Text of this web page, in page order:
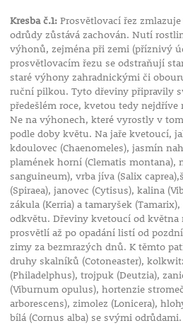
Kresba č.1:Prosvětlovací řez
odrůdy zůstává zachován. Nutí
výhonů, zejména při zemi (příznivý
prosvětlovacím řezu se odstraňují
staré výhony zahradnickými či
ruční pilkou. Tyto dřeviny připravily
předešlém roce, kvetou tedy nejdříve
Ne na výhonech, které vyrostly v
podle doby květu. Na jaře kvetoucí,
kdoulovec (Chaenomeles), jasmín
plamének horní (Clematis montana),
sanguineum), vrba jíva (Salix
(Spiraea), janovec (Cytisus), kalina
zákula (Kerria) a tamaryšek
odkvětu. Dřeviny kvetoucí od května
prosvětlí až po opadání listí od
zimy za bezmrazých dnů. K těmto
druhy skalníků (Cotoneaster),
(Philadelphus), trojpuk (Deutzia),
(Viburnum opulus), hortenzie
arborescens), zimolez (Lonicera),
bílá (Cornus alba) se svými odrůdami.